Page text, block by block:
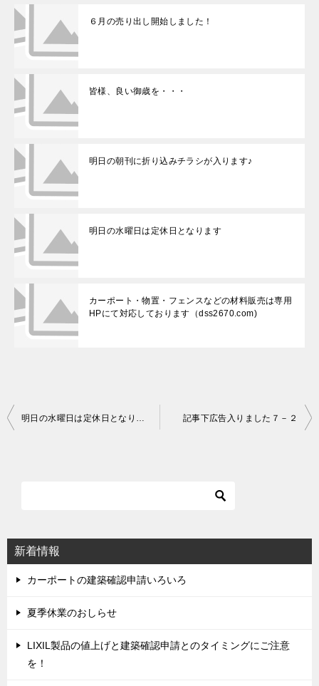
６月の売り出し開始しました！
皆様、良い御歳を・・・
明日の朝刊に折り込みチラシが入ります♪
明日の水曜日は定休日となります
カーポート・物置・フェンスなどの材料販売は専用
HPにて対応しております（dss2670.com)
シ
ョ
ン
明日の水曜日は定休日となります 記事下広告入りました７－２
新着情報
カーポートの建築確認申請いろいろ
夏季休業のおしらせ
LIXIL製品の値上げと建築確認申請とのタイミングにご注意
を！